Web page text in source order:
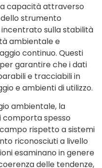
capacità attraverso
strumento
sulla stabilità
ambientale e
continuo. Questi
garantire che i dati
e tracciabili in
e ambienti di utilizzo.
ambientale, la
comporta spesso
rispetto a sistemi
riconosciuti a livello
esaminano in genere
delle tendenze,